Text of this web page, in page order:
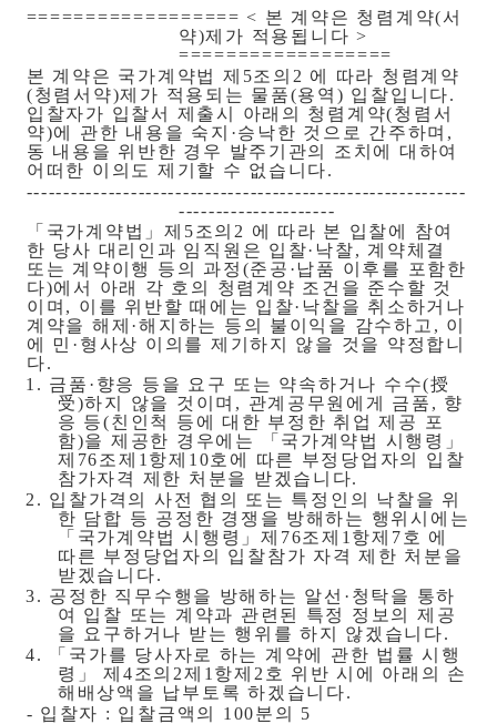
================== < 본 계약은 청렴계약(서
약)제가 적용됩니다>
==================
본 계약은 국가계약법 제 5조의 2 에 따라 청렴계약
(청렴서약)제가 적용되는 물품(용역 ) 입찰입니다.
입찰자가 입찰서 제출시 아래의 청렴계약(청렴서
약)에 관한 내용을 숙지 ·승낙한 것으로 간주하며 ,
동 내용을 위반한 경우 발주기관의 조치에 대하여
어떠한 이의도 제기할 수 없습니다.
-----------------------------------------------------------
---------------------
「 국가계약법 」제 5조의 2 에 따라 본 입찰에 참여
한 당사 대리인과 임직원은 입찰· 낙찰, 계약체결
또는 계약이행 등의 과정 (준공 · 납품 이후를 포함한
다)에서 아래 각 호의 청렴계약 조건을 준수할 것
이며 , 이를 위반할 때에는 입찰· 낙찰을 취소하거나
계약을 해제 ·해지하는 등의 불이익을 감수하고 , 이
에 민 · 형사상 이의를 제기하지 않을 것을 약정합니
다.
1. 금품 · 향응 등을 요구 또는 약속하거나 수수(授
受)하지 않을 것이며 , 관계공무원에게 금품 , 향
응 등(친인척 등에 대한 부정한 취업 제공 포
함)을 제공한 경우에는 「 국가계약법 시행령 」
제 76조제 1 항제 10호에 따른 부정당업자의 입찰
참가자격 제한 처분을 받겠습니다.
2. 입찰가격의 사전 협의 또는 특정인의 낙찰을 위
한 담합 등 공정한 경쟁을 방해하는 행위시에는
「 국가계약법 시행령 」제 76조제 1 항제 7 호 에
따른 부정당업자의 입찰참가 자격 제한 처분을
받겠습니다.
3. 공정한 직무수행을 방해하는 알선 · 청탁을 통하
여 입찰 또는 계약과 관련된 특정 정보의 제공
을 요구하거나 받는 행위를 하지 않겠습니다.
4.
「 국가를 당사자로 하는 계약에 관한 법률 시행
령 」제 4조의 2제 1 항제 2 호 위반 시에 아래의 손
해배상액을 납부토록 하겠습니다.
- 입찰자 : 입찰금액의 100분의 5